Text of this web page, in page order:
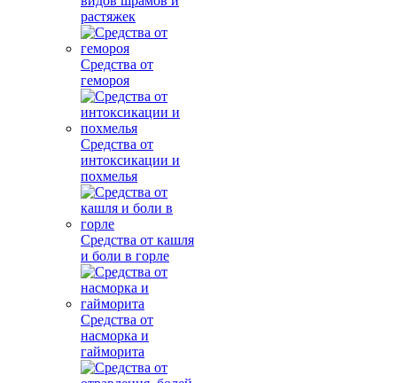
растяжек
Средства от
гемороя
Средства от
интоксикации и
похмелья
Средства от кашля
и боли в горле
Средства от
насморка и
гайморита